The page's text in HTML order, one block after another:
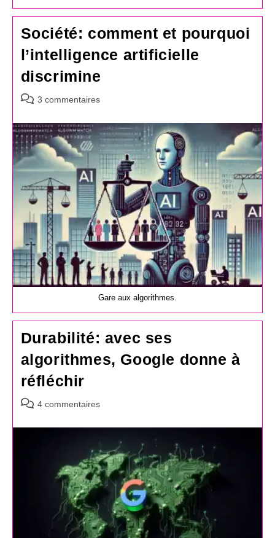
Société: comment et pourquoi
l’intelligence artificielle
discrimine
Commentaires
la
publication :
3 commentaires
Gare aux algorithmes.
Durabilité: avec ses
algorithmes, Google donne à
réfléchir
Commentaires
la
4 commentaires